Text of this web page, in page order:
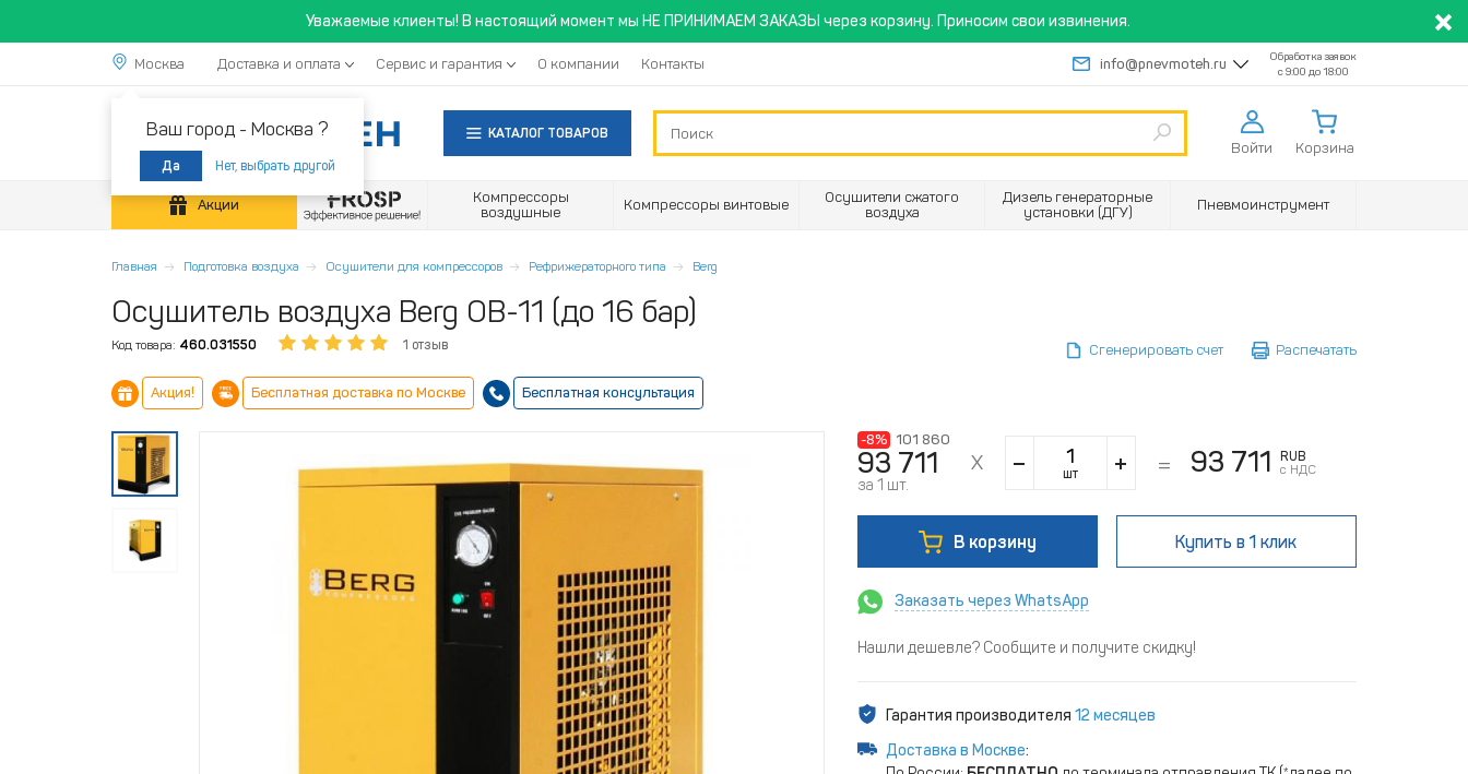
Уважаемые клиенты! В настоящий момент мы НЕ ПРИНИМАЕМ ЗАКАЗЫ через корзину. Приносим свои извинения.
Москва
Ваш город - Москва ?
Да Нет, выбрать другой
Доставка и оплата Сервис и гарантия О компании Контакты info@pnevmoteh.ru
Обработка заявок
с 9:00 до 18:00
КАТАЛОГ ТОВАРОВ
Войти Корзина
Акции
Компрессоры
воздушные
Компрессоры винтовые
Осушители сжатого
воздуха
Дизель генераторные
установки (ДГУ)
Пневмоинструмент
Главная Подготовка воздуха Осушители для компрессоров Рефрижераторного типа Berg
Осушитель воздуха Berg ОВ-11 (до 16 бар)
Код товара: 460.031550 1 отзыв Сгенерировать счет Распечатать
Акция! Бесплатная доставка по Москве Бесплатная консультация
-8% 101 860
93 711
за 1 шт.
шт 93 711
RUB
с НДС
В корзину Купить в 1 клик
Заказать через WhatsApp
Нашли дешевле? Сообщите и получите скидку!
Гарантия производителя 12 месяцев
Доставка в Москве: